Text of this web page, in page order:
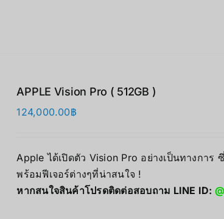
APPLE Vision Pro ( 512GB )
124,000.00฿
Apple ได้เปิดตัว Vision Pro อย่างเป็นทางกา
พร้อมฟีเจอร์ต่างๆที่น่าสนใจ !
หากสนใจสินค้าโปรดติดต่อสอบถาม LINE ID: